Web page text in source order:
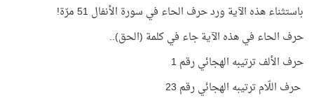
باستثناء هذه الآية ورد حرف الحاء في سورة الأنفال 51 مرّة!
حرف الحاء في هذه الآية جاء في كلمة (الحق)..
حرف الألف ترتيبه الهجائي رقم 1
حرف اللّام ترتيبه الهجائي رقم 23